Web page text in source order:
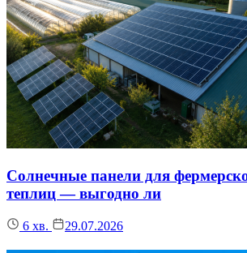
Солнечные панели для
теплиц — выгодно ли
6 хв. 29.07.2026